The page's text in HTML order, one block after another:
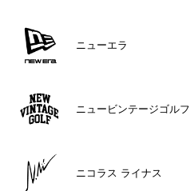
ニューエラ
ニュービンテージゴルフ
ニコラス ライナス